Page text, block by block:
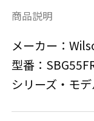
商品説明
メーカー：
型番：
シリーズ・モ